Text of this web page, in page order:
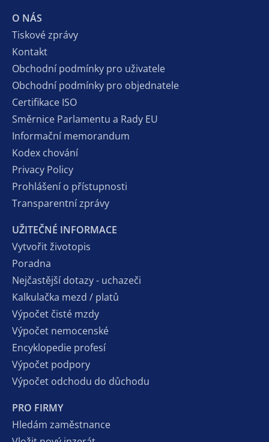
O NÁS
Tiskové zprávy
Kontakt
Obchodní podmínky pro uživatele
Obchodní podmínky pro objednatele
Certifikace ISO
Směrnice Parlamentu a Rady EU
Informační memorandum
Kodex chování
Privacy Policy
Prohlášení o přístupnosti
Transparentní zprávy
UŽITEČNÉ INFORMACE
Vytvořit životopis
Poradna
Nejčastější dotazy - uchazeči
Kalkulačka mezd / platů
Výpočet čisté mzdy
Výpočet nemocenské
Encyklopedie profesí
Výpočet podpory
Výpočet odchodu do důchodu
PRO FIRMY
Hledám zaměstnance